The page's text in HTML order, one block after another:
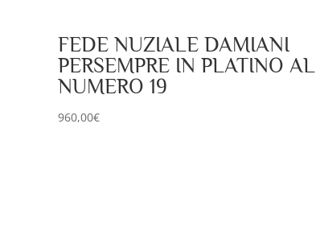
FEDE NUZIALE DAMIANI
PERSEMPRE IN PLATINO AL
NUMERO 19
960,00€